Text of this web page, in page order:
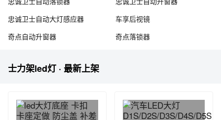
了解士力架led灯价格，士力架led灯图片及产品使用说明。了解到，大量
的用户向我们咨询有关士力架led灯的相关问题，比如：士力架led灯效果
片，士力架led灯厂家等。关于此类问题，用户都可以在我们平台留言，
忠诚卫士自动大灯感应器
车享后视镜
奇点自动升窗器
奇点落锁器
士力架led灯 · 最新上架